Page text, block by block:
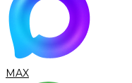
MAX